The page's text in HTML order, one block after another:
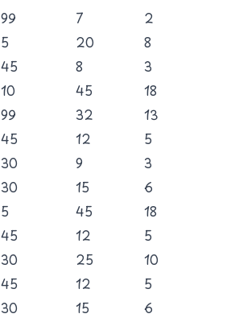
99 7
2
5 20
8
45 8
3
10 45
18
99 32
13
45 12
5
30 9
3
30 15
6
5 45
18
45 12
5
30 25
10
45 12
5
30 15
6